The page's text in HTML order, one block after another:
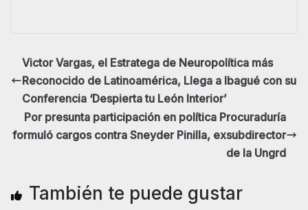
Victor Vargas, el Estratega de Neuropolítica más
Reconocido de Latinoamérica, Llega a Ibagué con su
Conferencia ‘Despierta tu León Interior’
Por presunta participación en política Procuraduría
formuló cargos contra Sneyder Pinilla, exsubdirector
de la Ungrd
También te puede gustar